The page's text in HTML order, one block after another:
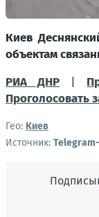
Киев
объектам
РИА ДНР
Проголосовать
Гео: Киев
Источник: